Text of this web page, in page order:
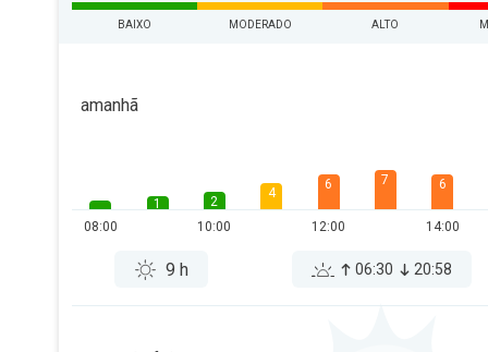
BAIXO MODERADO ALTO
amanhã
08:00
1
2
10:00
4
6
12:00
7 6
14:00
9 h 06:30 20:58